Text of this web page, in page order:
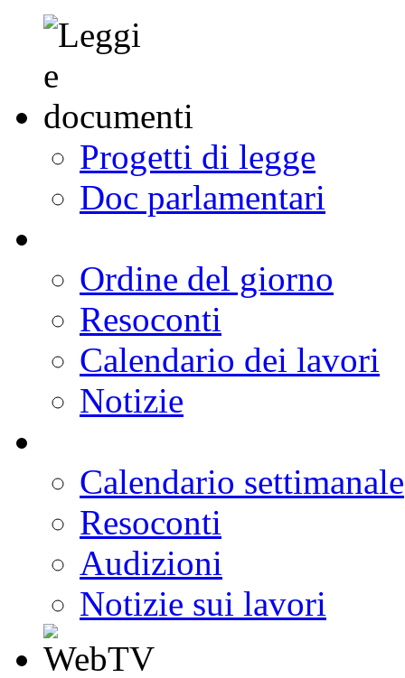
Progetti di legge
Doc parlamentari
Ordine del giorno
Resoconti
Calendario dei lavori
Notizie
Calendario settimanale
Resoconti
Audizioni
Notizie sui lavori